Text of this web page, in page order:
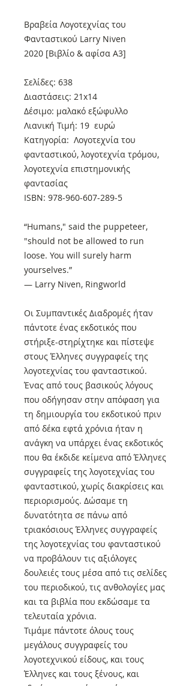
Βραβεία Λογοτεχνίας του
Φανταστικού Larry Niven
2020 [Βιβλίο & αφίσα Α3]
Σελίδες: 638
Διαστάσεις: 21x14
Δέσιμο: μαλακό εξώφυλλο
Λιανική Τιμή: 19 ευρώ
Κατηγορία: Λογοτεχνία του
φανταστικού, λογοτεχνία τρόμου,
λογοτεχνία επιστημονικής
φαντασίας
ISBN: 978-960-607-289-5
“Humans," said the puppeteer,
"should not be allowed to run
loose. You will surely harm
yourselves.”
― Larry Niven, Ringworld
Οι Συμπαντικές Διαδρομές ήταν
πάντοτε ένας εκδοτικός που
στήριξε-στηρίχτηκε και πίστεψε
στους Έλληνες συγγραφείς της
λογοτεχνίας του φανταστικού.
Ένας από τους βασικούς λόγους
που οδήγησαν στην απόφαση για
τη δημιουργία του εκδοτικού πριν
από δέκα εφτά χρόνια ήταν η
ανάγκη να υπάρχει ένας εκδοτικός
που θα έκδιδε κείμενα από Έλληνες
συγγραφείς της λογοτεχνίας του
φανταστικού, χωρίς διακρίσεις και
περιορισμούς. Δώσαμε τη
δυνατότητα σε πάνω από
τριακόσιους Έλληνες συγγραφείς
της λογοτεχνίας του φανταστικού
να προβάλουν τις αξιόλογες
δουλειές τους μέσα από τις σελίδες
του περιοδικού, τις ανθολογίες μας
και τα βιβλία που εκδώσαμε τα
τελευταία χρόνια.
Τιμάμε πάντοτε όλους τους
μεγάλους συγγραφείς του
λογοτεχνικού είδους, και τους
Έλληνες και τους ξένους, και